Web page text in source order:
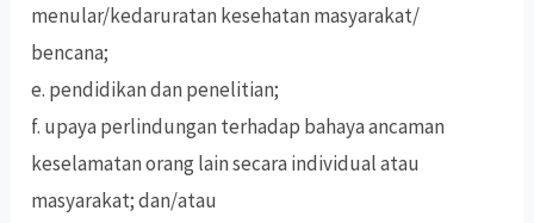
menular/kedaruratan kesehatan masyarakat/
bencana;
e. pendidikan dan penelitian;
f. upaya perlindungan terhadap bahaya ancaman
keselamatan orang lain secara individual atau
masyarakat; dan/atau